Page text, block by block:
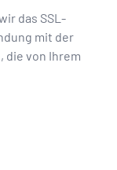
das SSL-
mit der
die von Ihrem